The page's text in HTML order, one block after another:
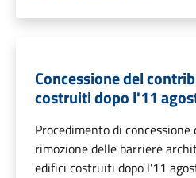
Concessione del
costruiti dopo l'11
Procedimento di
rimozione delle barriere
edifici costruiti dopo l'11